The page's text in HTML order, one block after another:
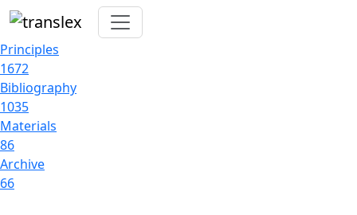
Principles
1672
Bibliography
1035
Materials
86
Archive
66